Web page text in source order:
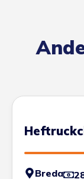
Breda